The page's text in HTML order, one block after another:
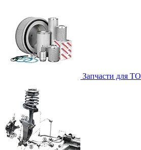
Запчасти для ТО